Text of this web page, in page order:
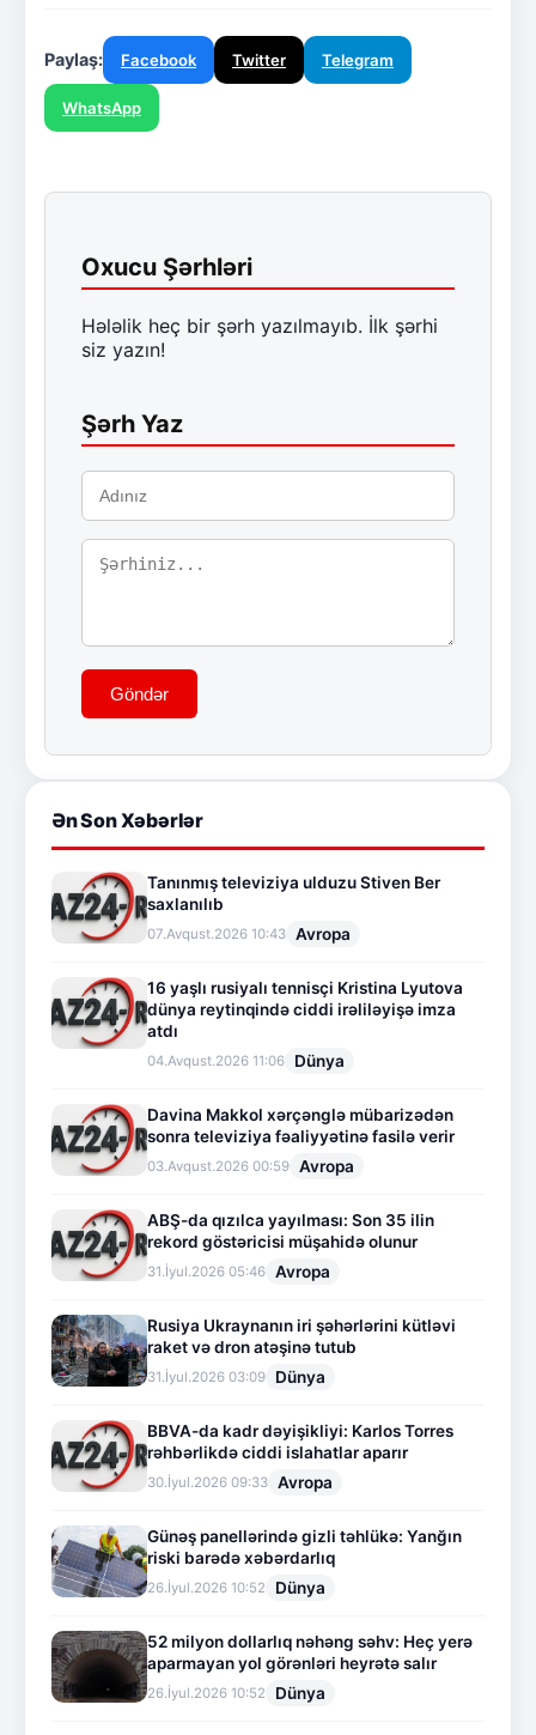
Paylaş: Facebook Twitter Telegram
WhatsApp
Oxucu Şərhləri
Hələlik heç bir şərh yazılmayıb. İlk şərhi
siz yazın!
Şərh Yaz
Göndər
Ən Son Xəbərlər
Tanınmış televiziya ulduzu Stiven Ber
saxlanılıb
07.Avqust.2026 10:43 Avropa
16 yaşlı rusiyalı tennisçi Kristina Lyutova
dünya reytinqində ciddi irəliləyişə imza
atdı
04.Avqust.2026 11:06 Dünya
Davina Makkol xərçənglə mübarizədən
sonra televiziya fəaliyyətinə fasilə verir
03.Avqust.2026 00:59 Avropa
ABŞ-da qızılca yayılması: Son 35 ilin
rekord göstəricisi müşahidə olunur
31.İyul.2026 05:46 Avropa
Rusiya Ukraynanın iri şəhərlərini kütləvi
raket və dron atəşinə tutub
31.İyul.2026 03:09 Dünya
BBVA-da kadr dəyişikliyi: Karlos Torres
rəhbərlikdə ciddi islahatlar aparır
30.İyul.2026 09:33 Avropa
Günəş panellərində gizli təhlükə: Yanğın
riski barədə xəbərdarlıq
26.İyul.2026 10:52 Dünya
52 milyon dollarlıq nəhəng səhv: Heç yerə
aparmayan yol görənləri heyrətə salır
26.İyul.2026 10:52 Dünya